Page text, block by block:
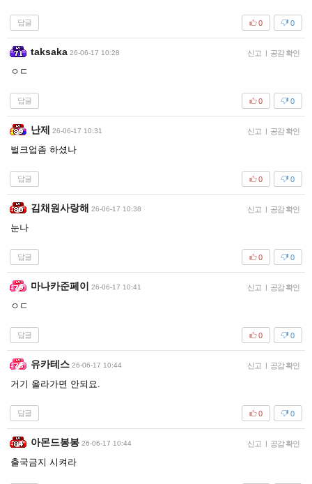
답글 0
0
taksaka 26-06-17 10:28 신고 | 공감 확인
ㅇㄷ
답글 0
0
난제 26-06-17 10:31 신고 | 공감 확인
벌크업좀 하셨나
답글 0
0
김채원사랑해 26-06-17 10:38 신고 | 공감 확인
눈나
답글 0
0
마나카준페이 26-06-17 10:41 신고 | 공감 확인
ㅇㄷ
답글 0
0
유카테스 26-06-17 10:44 신고 | 공감 확인
거기 올라가면 안되요.
답글 0
0
아몬드봉봉 26-06-17 10:44 신고 | 공감 확인
출국금지 시켜라